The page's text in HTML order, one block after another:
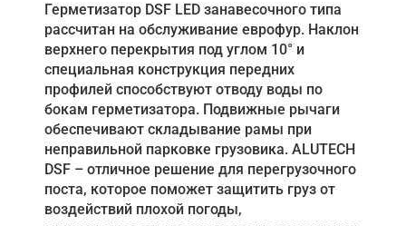
Герметизатор DSF LED занавесочного типа
рассчитан на обслуживание еврофур. Наклон
верхнего перекрытия под углом 10° и
специальная конструкция передних
профилей способствуют отводу воды по
бокам герметизатора. Подвижные рычаги
обеспечивают складывание рамы при
неправильной парковке грузовика. ALUTECH
DSF – отличное решение для перегрузочного
поста, которое поможет защитить груз от
воздействий плохой погоды,